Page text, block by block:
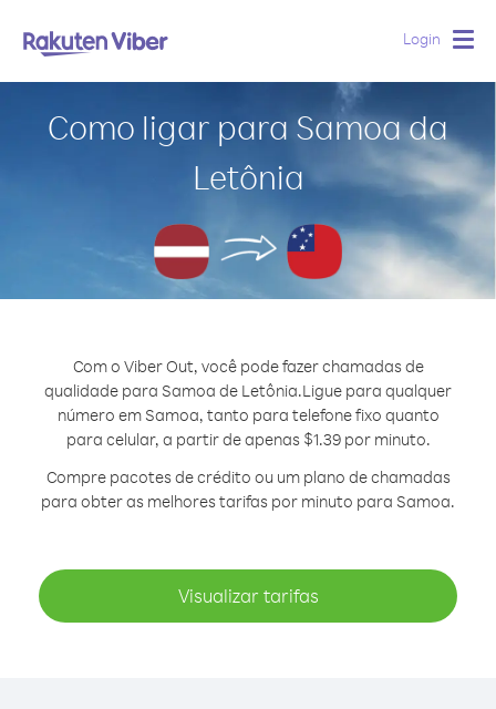
Login
Como ligar para Samoa da
Letônia
Com o Viber Out, você pode fazer chamadas de
qualidade para Samoa de Letônia.Ligue para qualquer
número em Samoa, tanto para telefone fixo quanto
para celular, a partir de apenas $1.39 por minuto.
Compre pacotes de crédito ou um plano de chamadas
para obter as melhores tarifas por minuto para Samoa.
Visualizar tarifas